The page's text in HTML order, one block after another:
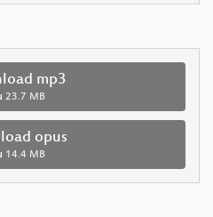
mp3
23.7 MB
opus
14.4 MB